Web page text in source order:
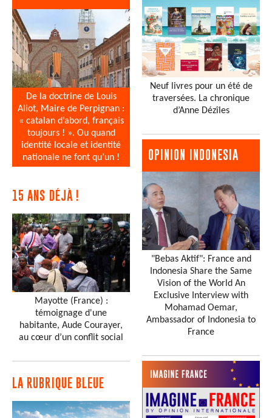
De la doctrine de Louis
Aliot, Maire de Perpignan :
« catalan d’abord, français
toujours ! ». Ou quand
identité locale et identité
nationale ne font qu’un !
15 ANS DÉJÀ !
Mayotte (France) :
témoignage d'une
habitante, Aude Courayer,
au cœur d’un conflit social
LA RUBRIQUE BLEUE
Neuf livres pour un été de
traversées. La chronique
d’Anne Dézîles
OPINION INDONESIA
"Bebas Aktif": France and
Indonesia Share the Same
Vision of the World An
Exclusive Interview with
Mohamad Oemar,
Ambassador of Indonesia to
France